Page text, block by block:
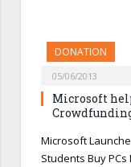
DONATION
05/06/2013
Microsoft
Microsoft
Students Buy